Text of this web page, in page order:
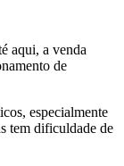
aqui, a venda
de
especialmente
tem dificuldade de